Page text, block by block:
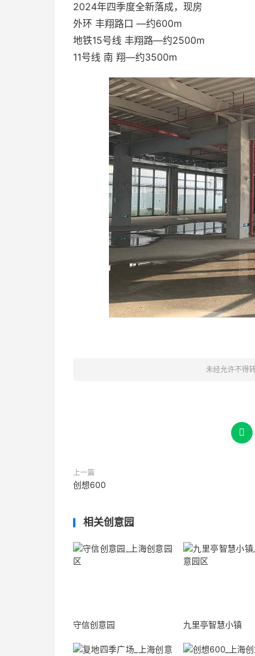
2024年四季度全新落成，现房
外环 丰翔路口 —约600m
地铁15号线 丰翔路—约2500m
11号线 南 翔—约3500m
未经允许不得转

上一篇
创想600
相关创意园
守信创意园 九里亭智慧小镇